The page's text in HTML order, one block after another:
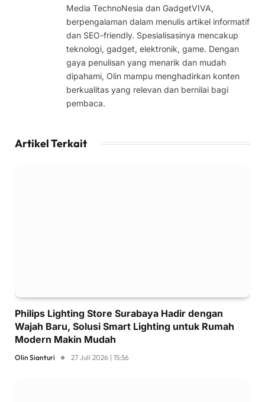
Media TechnoNesia dan GadgetVIVA,
berpengalaman dalam menulis artikel informatif
dan SEO-friendly. Spesialisasinya mencakup
teknologi, gadget, elektronik, game. Dengan
gaya penulisan yang menarik dan mudah
dipahami, Olin mampu menghadirkan konten
berkualitas yang relevan dan bernilai bagi
pembaca.
Artikel Terkait
Philips Lighting Store Surabaya Hadir dengan
Wajah Baru, Solusi Smart Lighting untuk Rumah
Modern Makin Mudah
Olin Sianturi 27 Juli 2026 | 15:56